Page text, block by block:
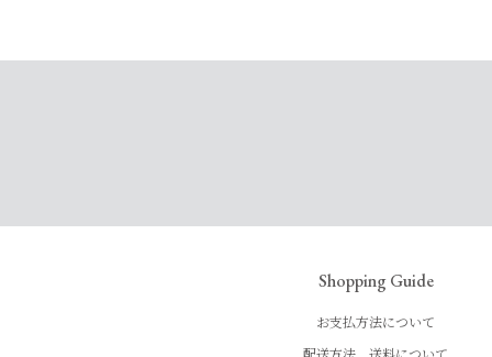
Shopping Guide
お支払方法について